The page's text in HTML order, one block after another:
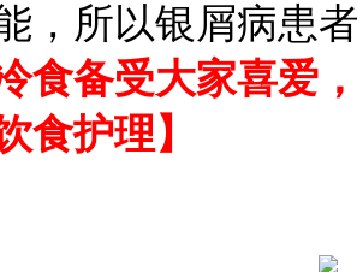
，所以银屑病患
食备受大家喜爱
食护理】